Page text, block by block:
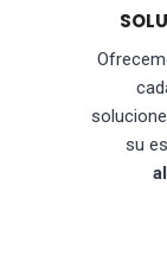
su